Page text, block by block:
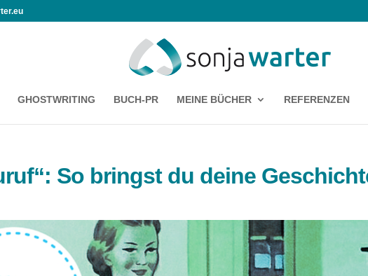
GHOSTWRITING BUCH-PR MEINE BÜCHER REFERENZEN
So bringst du deine